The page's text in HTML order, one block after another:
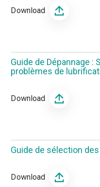
Download
Guide de Dépannage :
problèmes de
Download
Guide de sélection
Download